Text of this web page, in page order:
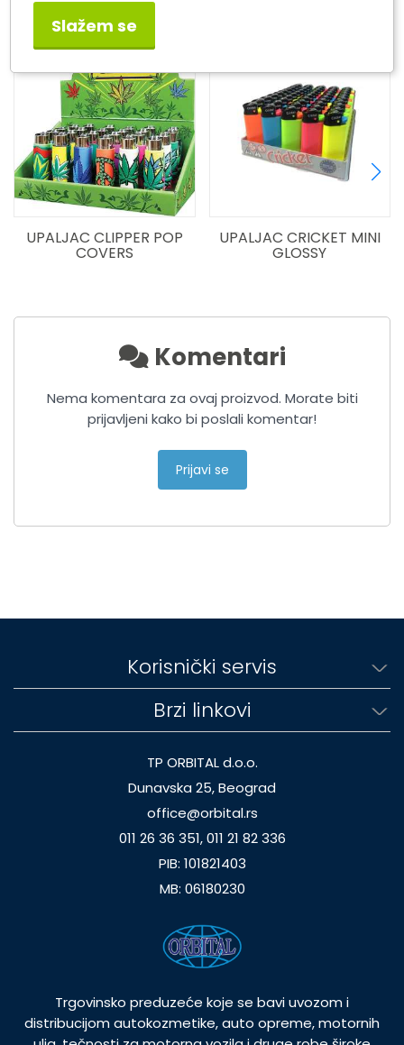
UPALJAC CLIPPER POP
COVERS
UPALJAC CRICKET MINI
GLOSSY
Komentari
Nema komentara za ovaj proizvod. Morate biti
prijavljeni kako bi poslali komentar!
Prijavi se
Korisnički servis
Brzi linkovi
TP ORBITAL d.o.o.
Dunavska 25, Beograd
office@orbital.rs
011 26 36 351, 011 21 82 336
PIB: 101821403
MB: 06180230
Trgovinsko preduzeće koje se bavi uvozom i
distribucijom autokozmetike, auto opreme, motornih
Slažem se